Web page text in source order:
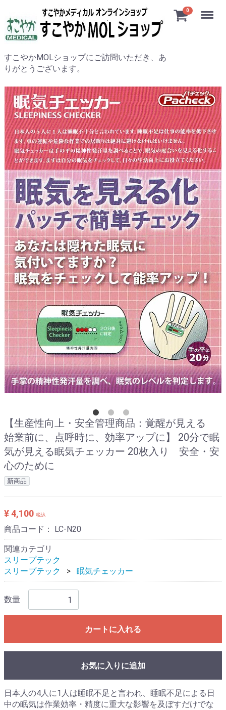
すこやかMOLショップにご訪問いただき、あ
りがとうございます。
0 Menu
【生産性向上・安全管理商品：覚醒が見える
始業前に、点呼時に、効率アップに】 20分で眠
気が見える眠気チェッカー 20枚入り 安全・安
心のために
新商品
¥ 4,100 税込
商品コード： LC-N20
関連カテゴリ
スリープテック
スリープテック
眠気チェッカー
数量
カートに入れる
お気に入りに追加
日本人の4人に1人は睡眠不足と言われ、睡眠不足による日
中の眠気は作業効率・精度に重大な影響を及ぼすだけでな